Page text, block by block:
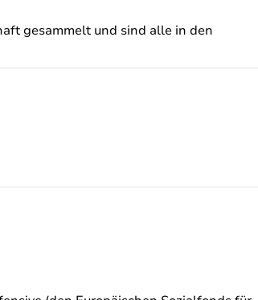
gesammelt und sind alle in den